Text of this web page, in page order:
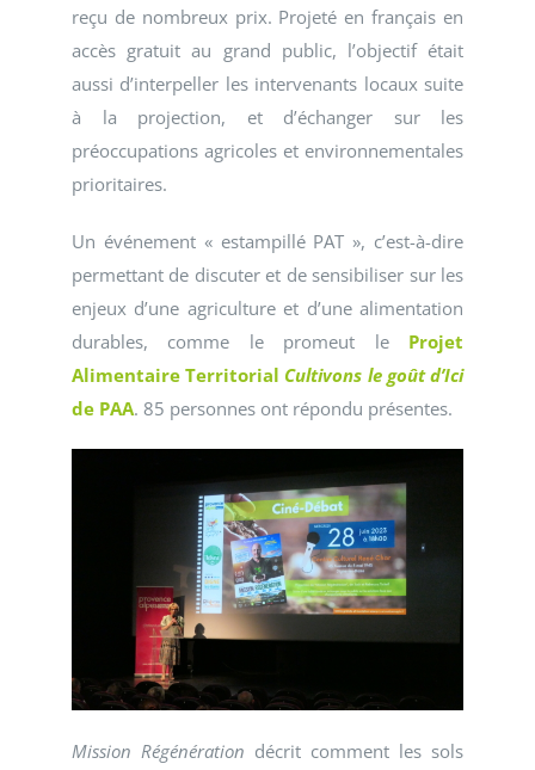
reçu de nombreux prix. Projeté en français en
accès gratuit au grand public, l’objectif était
aussi d’interpeller les intervenants locaux suite
à la projection, et d’échanger sur les
préoccupations agricoles et environnementales
prioritaires.
Un événement « estampillé PAT », c’est-à-dire
permettant de discuter et de sensibiliser sur les
enjeux d’une agriculture et d’une alimentation
durables, comme le promeut le Projet
Alimentaire Territorial Cultivons le goût d’Ici
de PAA. 85 personnes ont répondu présentes.
Mission Régénération décrit comment les sols